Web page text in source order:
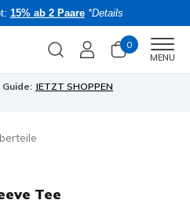
15% ab 2 Paare *Details
0
MENU
JETZT SHOPPEN
Tee